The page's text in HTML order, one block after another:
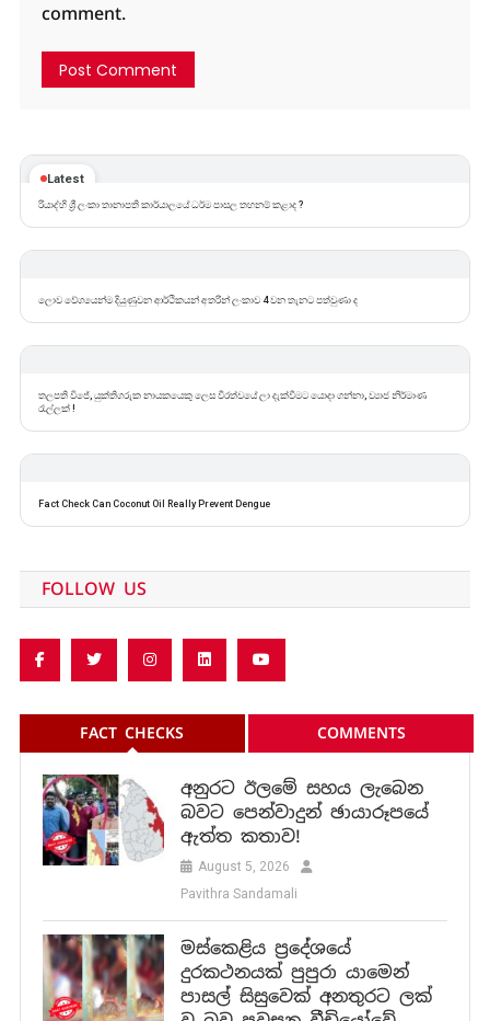
comment.
Latest
ලොව වේගයෙන්ම දියුණුවන ආර්ථිකයන් අතරින් ලංකාව 4 වන තැනට පත්වුණා ද